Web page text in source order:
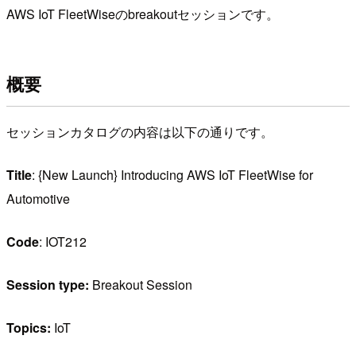
AWS IoT FleetWiseのbreakoutセッションです。
概要
セッションカタログの内容は以下の通りです。
Title: {New Launch} Introducing AWS IoT FleetWise for
Automotive
Code: IOT212
Session type: Breakout Session
Topics: IoT